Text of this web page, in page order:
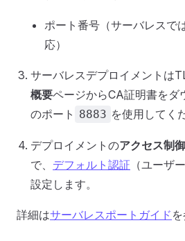
ポート番号（サーバレスで
応）
サーバレスデプロイメントは
概要ページからCA証明書をダ
のポート 8883 を使用してく
デプロイメントのアクセス制御
で、 デフォルト認証 （ユーザ
設定します。
詳細はサーバレスポートガイド